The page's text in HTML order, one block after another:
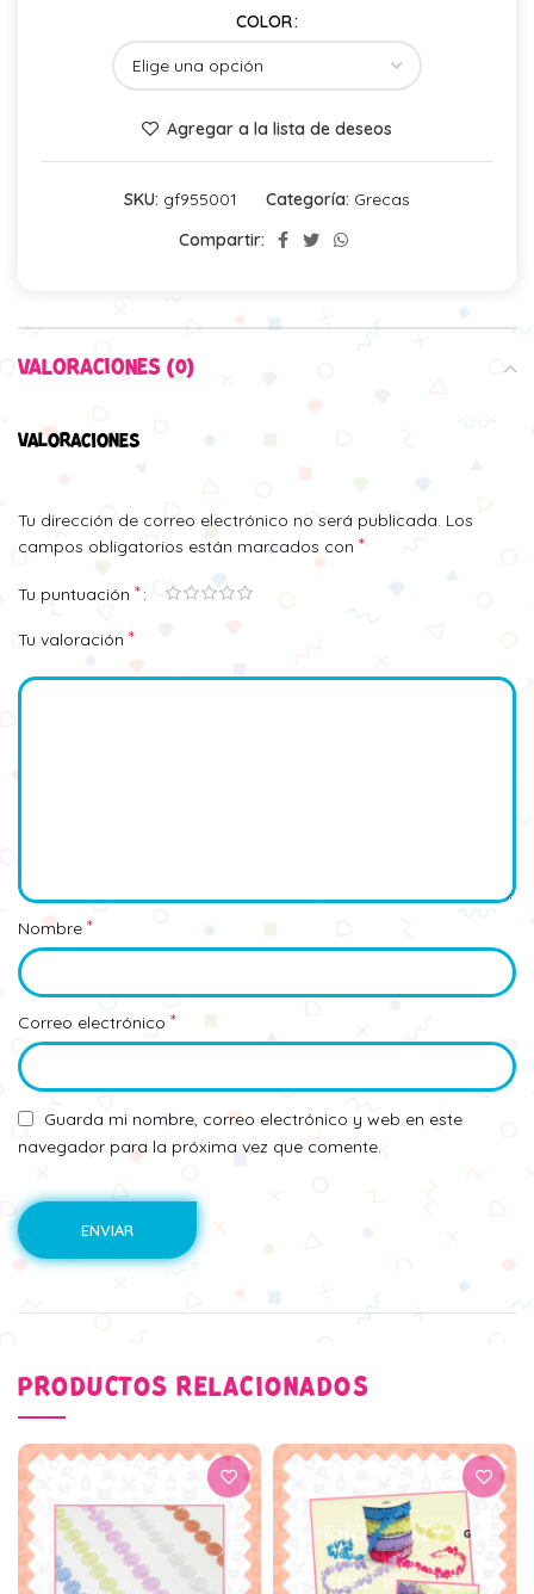
COLOR
Agregar a la lista de deseos
SKU: gf955001 Categoría: Grecas
Compartir:
VALORACIONES (0)
VALORACIONES
Tu dirección de correo electrónico no será publicada. Los
campos obligatorios están marcados con *
Tu puntuación *
Tu valoración *
Nombre *
Correo electrónico *
Guarda mi nombre, correo electrónico y web en este
navegador para la próxima vez que comente.
PRODUCTOS RELACIONADOS